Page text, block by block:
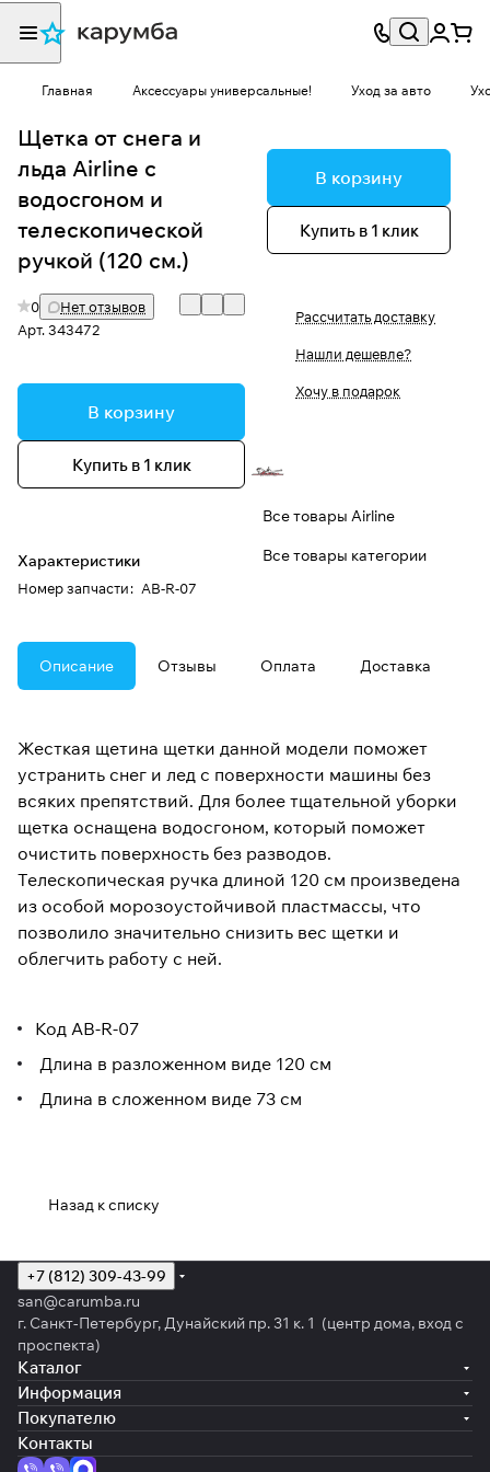
Главная Аксессуары универсальные! Уход за авто
Щетка от снега и
льда Airline с
водосгоном и
телескопической
ручкой (120 см.)
0
Нет отзывов
Арт.343472
В корзину
Купить в 1 клик
Характеристики
Номер запчасти: AB-R-07
В корзину
Купить в 1 клик
Рассчитать доставку
Нашли дешевле?
Хочу в подарок
Все товары Airline
Все товары категории
Описание Отзывы Оплата Доставка
Жесткая щетина щетки данной модели поможет
устранить снег и лед с поверхности машины без
всяких препятствий. Для более тщательной уборки
щетка оснащена водосгоном, который поможет
очистить поверхность без разводов.
Телескопическая ручка длиной 120 см произведена
из особой морозоустойчивой пластмассы, что
позволило значительно снизить вес щетки и
облегчить работу с ней.
Код AB-R-07
Длина в разложенном виде 120 см
Длина в сложенном виде 73 см
Назад к списку
+7 (812) 309-43-99
san@carumba.ru
г. Санкт-Петербург, Дунайский пр. 31 к. 1 (центр дома, вход с
проспекта)
Каталог
Информация
Покупателю
Контакты